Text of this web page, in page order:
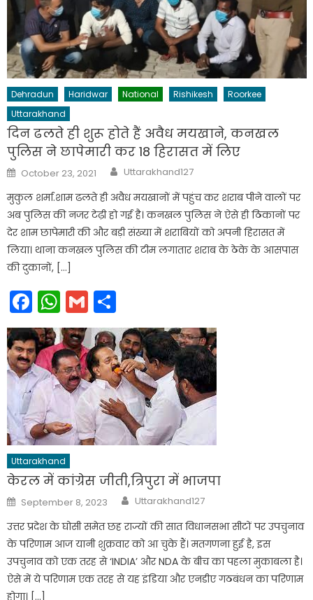
Dehradun Haridwar National Rishikesh
Roorkee
Uttarakhand
दिन ढलते ही शुरू होते हैं अवैध मयखाने, कनखल
पुलिस ने छापेमारी कर 18 हिरासत में लिए
Posted
on
October 23, 2021 Author
Uttarakhand127
मुकुल शर्मा.शाम ढलते ही अवैध मयखानों में पहुंच कर शराब पीने वालों पर
अब पुलिस की नजर टेढ़ी हो गई है। कनखल पुलिस ने ऐसे ही ठिकानों पर
देर शाम छापेमारी की और बड़ी संख्या में शराबियों को ​अपनी हिरासत में
लिया। थाना कनखल पुलिस की टीम लगातार शराब के ठेके के आसपास
की दुकानों, […]
Facebook
WhatsApp
Gmail
Uttarakhand
केरल में कांग्रेस जीती,त्रिपुरा में भाजपा
Posted
on
September 8, 2023 Author
Uttarakhand127
उत्तर प्रदेश के घोसी समेत छह राज्यों की सात विधानसभा सीटों पर उपचुनाव
के परिणाम आज यानी शुक्रवार को आ चुके हैं। मतगणना हुई है, इस
उपचुनाव को एक तरह से ‘INDIA’ और NDA के बीच का पहला मुकाबला है।
ऐसे में ये परिणाम एक तरह से यह इंडिया और एनडीए गठबंधन का परिणाम
होगा। […]